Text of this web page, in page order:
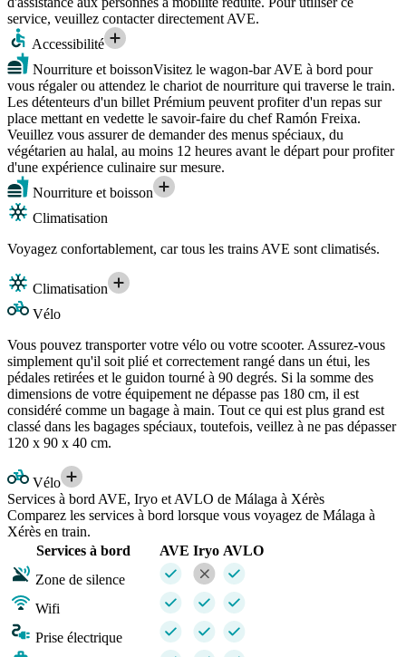
service, veuillez contacter directement AVE.
Accessibilité
Nourriture et boissonVisitez le wagon-bar AVE à bord pour
vous régaler ou attendez le chariot de nourriture qui traverse le train.
Les détenteurs d'un billet Prémium peuvent profiter d'un repas sur
place mettant en vedette le savoir-faire du chef Ramón Freixa.
Veuillez vous assurer de demander des menus spéciaux, du
végétarien au halal, au moins 12 heures avant le départ pour profiter
d'une expérience culinaire sur mesure.
Nourriture et boisson
Climatisation
Voyagez confortablement, car tous les trains AVE sont climatisés.
Climatisation
Vélo
Vous pouvez transporter votre vélo ou votre scooter. Assurez-vous
simplement qu'il soit plié et correctement rangé dans un étui, les
pédales retirées et le guidon tourné à 90 degrés. Si la somme des
dimensions de votre équipement ne dépasse pas 180 cm, il est
considéré comme un bagage à main. Tout ce qui est plus grand est
classé dans les bagages spéciaux, toutefois, veillez à ne pas dépasser
120 x 90 x 40 cm.
Vélo
Services à bord AVE, Iryo et AVLO de Málaga à Xérès
Comparez les services à bord lorsque vous voyagez de Málaga à
Xérès en train.
Services à bord
AVE Iryo AVLO
Zone de silence
Wifi
Prise électrique